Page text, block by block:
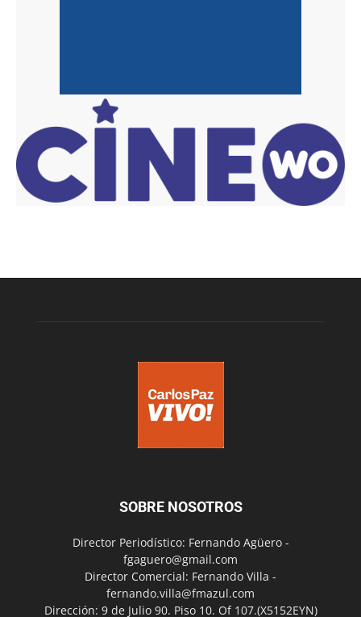
SOBRE NOSOTROS
Director Periodístico: Fernando Agüero -
fgaguero@gmail.com
Director Comercial: Fernando Villa -
fernando.villa@fmazul.com
Dirección: 9 de Julio 90. Piso 10. Of 107.(X5152EYN)